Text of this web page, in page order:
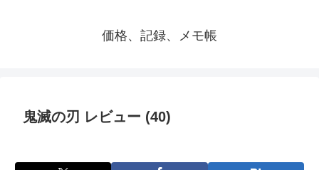
価格、記録、メモ帳
鬼滅の刃 レビュー (40)